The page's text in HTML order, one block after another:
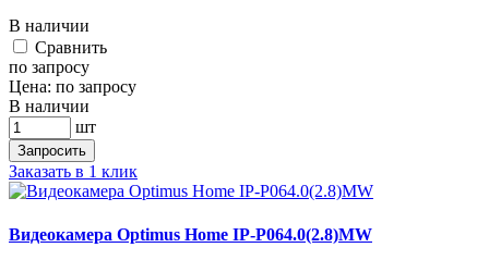
В наличии
Cравнить
по запросу
Цена: по запросу
В наличии
шт
Запросить
Заказать в 1 клик
Видеокамера Optimus Home IP-P064.0(2.8)MW